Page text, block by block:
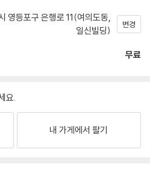
영등포구 은행로 11(여의도동,
일신빌딩)
변경
무료
요.
내 가게에서 팔기